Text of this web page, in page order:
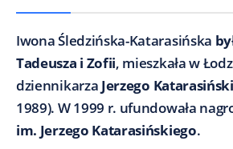
Iwona Śledzińska-Katarasińska
Tadeusza i Zofii, mieszkała w
dziennikarza Jerzego
1989). W 1999 r. ufundowała
im. Jerzego Katarasińskiego.